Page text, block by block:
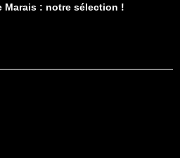
Marais : notre sélection !